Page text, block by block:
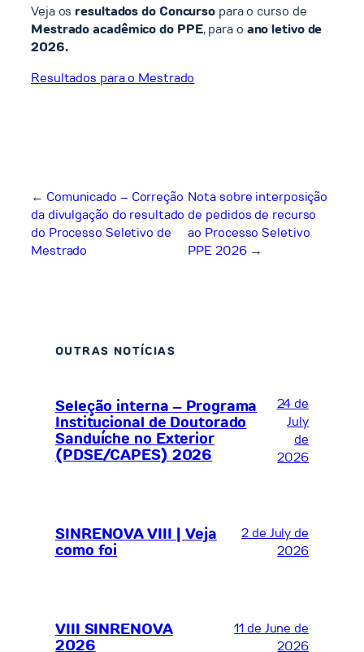
Veja os resultados do Concurso para o curso de
Mestrado acadêmico do PPE, para o ano letivo de
2026.
Resultados para o Mestrado
← Comunicado – Correção
da divulgação do resultado
do Processo Seletivo de
Mestrado
Nota sobre interposição
de pedidos de recurso
ao Processo Seletivo
PPE 2026 →
OUTRAS NOTÍCIAS
Seleção interna – Programa
Institucional de Doutorado
Sanduíche no Exterior
(PDSE/CAPES) 2026
24 de
July
de
2026
SINRENOVA VIII | Veja
como foi
2 de July de
2026
VIII SINRENOVA
2026
11 de June de
2026